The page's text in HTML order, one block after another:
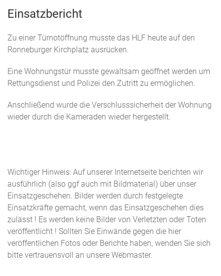
Einsatzbericht
Zu einer Türnotöffnung musste das HLF heute auf den
Ronneburger Kirchplatz ausrücken.
Eine Wohnungstür musste gewaltsam geöffnet werden um
Rettungsdienst und Polizei den Zutritt zu ermöglichen.
Anschließend wurde die Verschlusssicherheit der Wohnung
wieder durch die Kameraden wieder hergestellt.
Wichtiger Hinweis: Auf unserer Internetseite berichten wir
ausführlich (also ggf auch mit Bildmaterial) über unser
Einsatzgeschehen. Bilder werden durch festgelegte
Einsatzkräfte gemacht, wenn das Einsatzgeschehen dies
zulässt ! Es werden keine Bilder von Verletzten oder Toten
veröffentlicht ! Sollten Sie Einwände gegen die hier
veröffentlichen Fotos oder Berichte haben, wenden Sie sich
bitte vertrauensvoll an unsere Webmaster.